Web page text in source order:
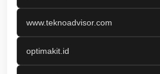
www.teknoadvisor.com
optimakit.id